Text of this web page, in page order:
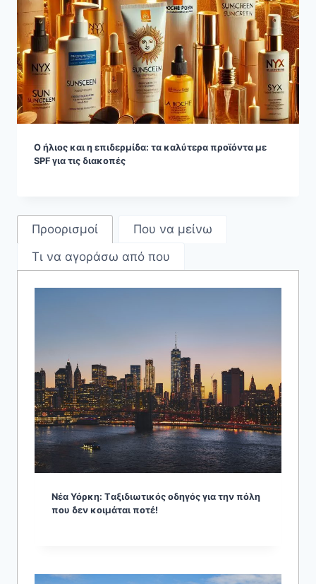
Ο ήλιος και η επιδερμίδα: τα καλύτερα προϊόντα με
SPF για τις διακοπές
Προορισμοί
Που να μείνω
Τι να αγοράσω από που
Νέα Υόρκη: Tαξιδιωτικός οδηγός για την πόλη
που δεν κοιμάται ποτέ!